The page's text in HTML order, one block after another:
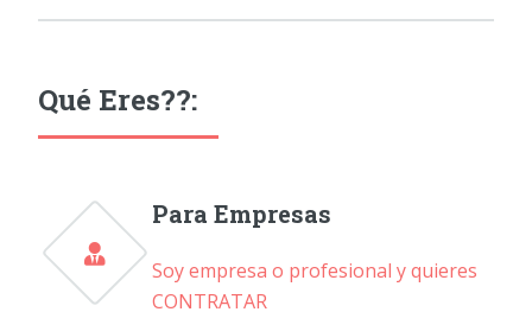
Qué Eres??:
Para Empresas
Soy empresa o profesional y quieres
CONTRATAR